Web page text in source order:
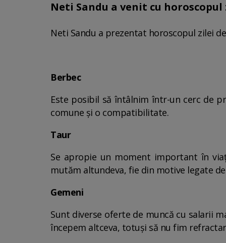
Neti Sandu a venit cu
Neti Sandu a prezentat horoscopul zilei
Berbec
Este posibil să întâlnim într-un cerc de
comune și o compatibilitate.
Taur
Se apropie un moment important în
mutăm altundeva, fie din motive legate
Gemeni
Sunt diverse oferte de muncă cu salarii
începem altceva, totuși să nu fim